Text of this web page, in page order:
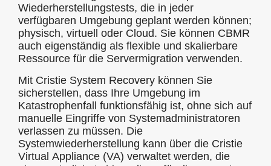
Wiederherstellungstests, die in jeder
verfügbaren Umgebung geplant werden können;
physisch, virtuell oder Cloud. Sie können CBMR
auch eigenständig als flexible und skalierbare
Ressource für die Servermigration verwenden.
Mit Cristie System Recovery können Sie
sicherstellen, dass Ihre Umgebung im
Katastrophenfall funktionsfähig ist, ohne sich auf
manuelle Eingriffe von Systemadministratoren
verlassen zu müssen. Die
Systemwiederherstellung kann über die Cristie
Virtual Appliance (VA) verwaltet werden, die